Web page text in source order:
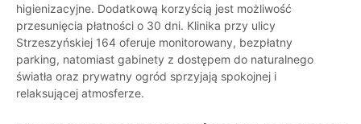
higienizacyjne. Dodatkową korzyścią jest możliwość
przesunięcia płatności o 30 dni. Klinika przy ulicy
Strzeszyńskiej 164 oferuje monitorowany, bezpłatny
parking, natomiast gabinety z dostępem do naturalnego
światła oraz prywatny ogród sprzyjają spokojnej i
relaksującej atmosferze.